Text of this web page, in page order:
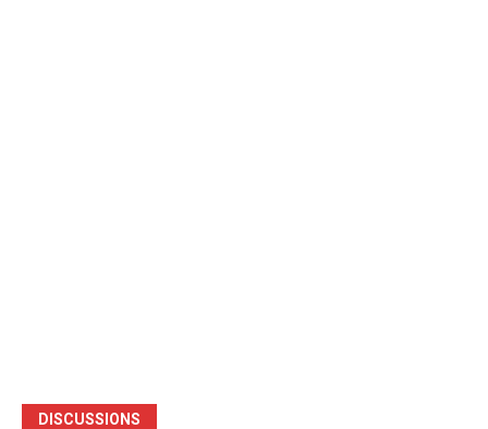
DISCUSSIONS